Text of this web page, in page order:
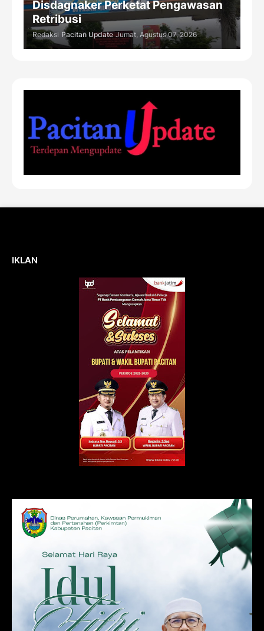
Disdagnaker Perketat Pengawasan
Retribusi
Redaksi Pacitan Update Jumat, Agustus 07, 2026
IKLAN